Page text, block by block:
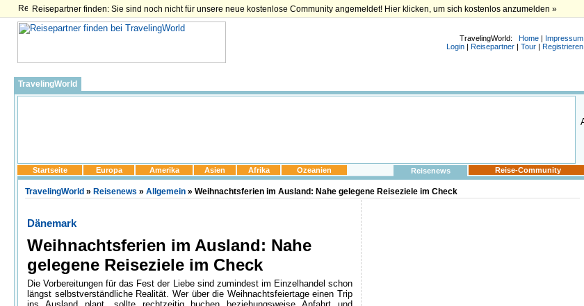
Reisepartner finden: Sie sind noch nicht für unsere neue kostenlose Community angemeldet! Hier klicken, um sich kostenlos anzumelden »
TravelingWorld: Home | Impressum
Login | Reisepartner | Tour | Registrieren
TravelingWorld
Startseite Europa Amerika Asien Afrika Ozeanien Reisenews Reise-Community
TravelingWorld » Reisenews » Allgemein » Weihnachtsferien im Ausland: Nahe gelegene Reiseziele im Check
Dänemark
Weihnachtsferien im Ausland: Nahe
gelegene Reiseziele im Check
Die Vorbereitungen für das Fest der Liebe sind zumindest im Einzelhandel schon
längst selbstverständliche Realität. Wer über die Weihnachtsfeiertage einen Trip